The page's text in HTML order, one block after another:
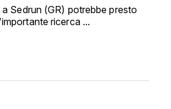
Sedrun (GR) potrebbe presto
ricerca ...